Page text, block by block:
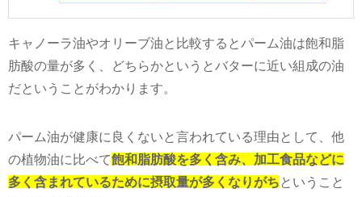
キャノーラ油やオリーブ油と比較するとパーム油は飽和脂
肪酸の量が多く、どちらかというとバターに近い組成の油
だということがわかります。
パーム油が健康に良くないと言われている理由として、他
の植物油に比べて飽和脂肪酸を多く含み、加工食品などに
多く含まれているために摂取量が多くなりがち ということ